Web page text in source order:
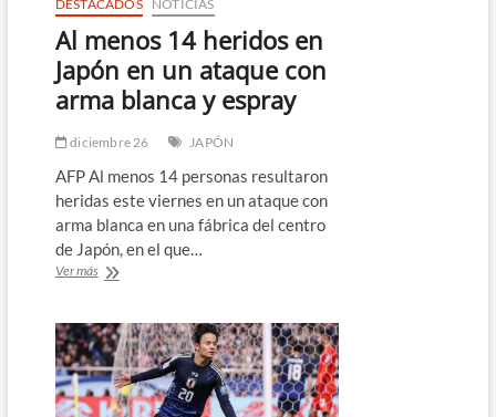
DESTACADOS NOTICIAS
Al menos 14 heridos en
Japón en un ataque con
arma blanca y espray
diciembre 26 JAPÓN
AFP Al menos 14 personas resultaron
heridas este viernes en un ataque con
arma blanca en una fábrica del centro
de Japón, en el que…
Ver másAl
heridos
en
Japón
en
un